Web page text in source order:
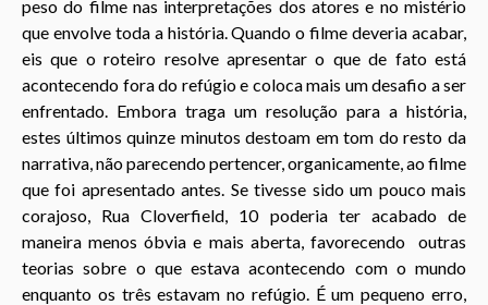
peso do filme nas interpretações dos atores e no mistério
que envolve toda a história. Quando o filme deveria acabar,
eis que o roteiro resolve apresentar o que de fato está
acontecendo fora do refúgio e coloca mais um desafio a ser
enfrentado. Embora traga um resolução para a história,
estes últimos quinze minutos destoam em tom do resto da
narrativa, não parecendo pertencer, organicamente, ao filme
que foi apresentado antes. Se tivesse sido um pouco mais
corajoso, Rua Cloverfield, 10 poderia ter acabado de
maneira menosóbvia e mais aberta, favorecendo outras
teorias sobre o que estava acontecendo com o mundo
enquanto os três estavam no refúgio. É um pequeno erro,